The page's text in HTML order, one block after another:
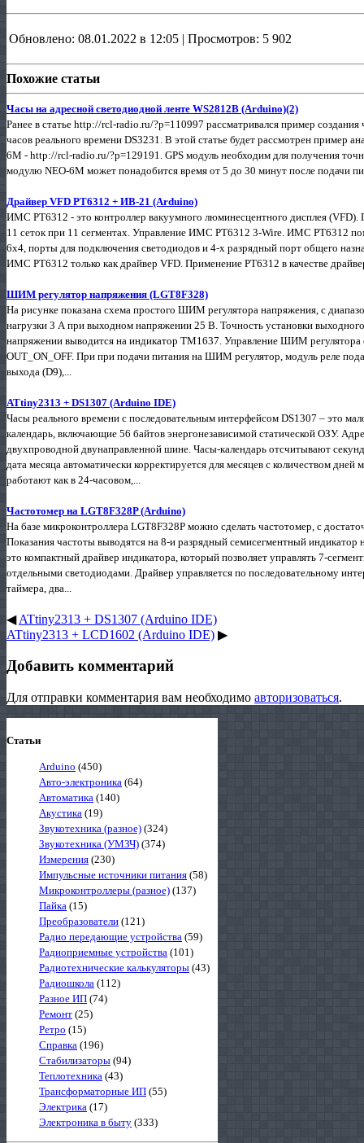
Обновлено: 08.01.2022 в 12:05 | Просмотров: 5 902
Похожие статьи
Часы на адресной светодиодной ленте WS2812B (Arduino)(2)
Ранее в статье http://rcl-radio.ru/?p=110997 рассматривался пример
часов реального времени DS3231. В этой статье будет рассмотрен пример
6M - http://rcl-radio.ru/?p=129191. GPS модуль необходим для получения
модулю NEO-6M может понадобится время от 5 до 30 минут после подачи
Драйвер VFD PT6312 + ИВ-21 (Arduino)
ИМС PT6312 - это контроллер вакуумного люминесцентного дисплея (VFD).
11 сеток при 11 сегментах. Управление ИМС PT6312 3-Wire. ИМС PT6312
6х4, порты для подключения светодиодов и 4-х разрядный порт общего
ИМС PT6312 только как драйвер VFD. Применение PT6312 в качестве
ШИМ регулятор напряжения (LGT8F328)
На рисунке показана схема простого ШИМ регулятора напряжения, с
нагрузки 3 А при выходном напряжении 25 В. Точность установки
напряжении выводится на индикатор TM1637. Управление ШИМ
OUT_ON_OFF. При при подачи питания на ШИМ регулятор, модуль реле
выхода (D9),...
ATtiny2313 + DS1307 (Arduino IDE)
Часы реального времени с последовательным интерфейсом DS1307 – это
календарь, включающие 56 байтов энергонезависимой статической ОЗУ.
двухпроводной двунаправленной шине. Часы-календарь отсчитывают
дата месяца автоматически корректируется для месяцев с количеством
работают как в 24-часовом,...
Частотомер на LGT8F328P (Arduino)
На базе микроконтроллера LGT8F328P можно сделать частотомер, с
Показания частоты выводятся на 8-и разрядный семисегментный
это компактный драйвер индикатора, который позволяет управлять 7-
отдельными светодиодами. Драйвер управляется по последовательному
таймера, два...
◀ATtiny2313 + DS1307 (Arduino IDE)
ATtiny2313 + LCD1602 (Arduino IDE) ▶
Добавить комментарий
Для отправки комментария вам необходимо авторизоваться.
Статьи
Arduino (450)
Авто-электроника (64)
Автоматика (140)
Акустика (19)
Звукотехника (разное) (324)
Звукотехника (УМЗЧ) (374)
Измерения (230)
Импульсные источники питания (58)
Микроконтроллеры (разное) (137)
Пайка (15)
Преобразователи (121)
Радио передающие устройства (59)
Радиоприемные устройства (101)
Радиотехнические калькуляторы (43)
Радиошкола (112)
Разное ИП (74)
Ремонт (25)
Ретро (15)
Справка (196)
Стабилизаторы (94)
Теплотехника (43)
Трансформаторные ИП (55)
Электрика (17)
Электроника в быту (333)